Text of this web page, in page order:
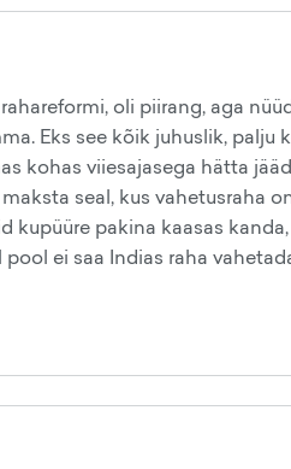
oli piirang, aga
Eks see kõik juhuslik, palju
kohas viiesajasega hätta
seal, kus vahetusraha
kupüüre pakina kaasas
ei saa Indias raha